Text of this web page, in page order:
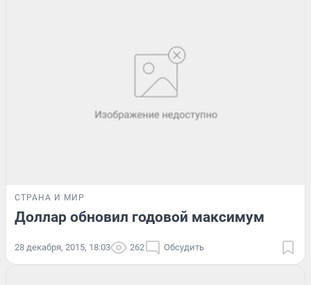
СТРАНА И МИР
Доллар обновил годовой максимум
28 декабря, 2015, 18:03 262 Обсудить